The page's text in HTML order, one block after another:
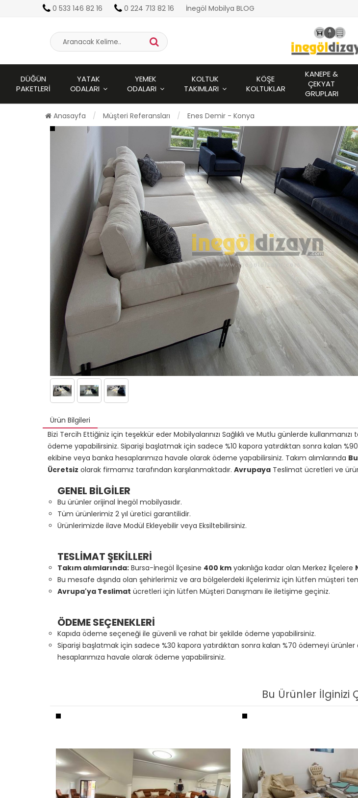
0 533 146 82 16 0 224 713 82 16 İnegöl Mobilya BLOG
DÜĞÜN
PAKETLERI
YATAK
ODALARI
YEMEK
ODALARI
KOLTUK
TAKIMLARI
KÖŞE
KOLTUKLAR
KANEPE &
ÇEKYAT
GRUPLARI
Anasayfa Müşteri Referansları Enes Demir - Konya
Ürün Bilgileri
Bizi Tercih Ettiğiniz için teşekkür eder Mobilyalarınızı Sağlıklı ve Mutlu günlerde
ödeme yapabilirsiniz. Siparişi başlatmak için sadece %10 kapora yatırdıktan sonra kalan
ekibine veya banka hesaplarımıza havale olarak ödeme yapabilirsiniz. Takım alımlarında
Ücretsiz olarak firmamız tarafından karşılanmaktadır. Avrupaya Teslimat ücretleri ve
GENEL BİLGİLER
Bu ürünler orijinal İnegöl mobilyasıdır.
Tüm ürünlerimiz 2 yıl üretici garantilidir.
Ürünlerimizde ilave Modül Ekleyebilir veya Eksiltebilirsiniz.
TESLİMAT ŞEKİLLERİ
Takım alımlarında: Bursa-İnegöl İlçesine 400 km yakınlığa kadar olan Merkez İlçelere
Bu mesafe dışında olan şehirlerimiz ve ara bölgelerdeki ilçelerimiz için lütfen müşteri
Avrupa'ya Teslimat ücretleri için lütfen Müşteri Danışmanı ile iletişime geçiniz.
ÖDEME SEÇENEKLERİ
Kapıda ödeme seçeneği ile güvenli ve rahat bir şekilde ödeme yapabilirsiniz.
Siparişi başlatmak için sadece %30 kapora yatırdıktan sonra kalan %70 ödemeyi
hesaplarımıza havale olarak ödeme yapabilirsiniz.
Bu Ürünler İlginizi